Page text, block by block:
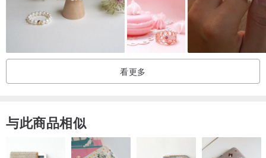
看更多
与此商品相似